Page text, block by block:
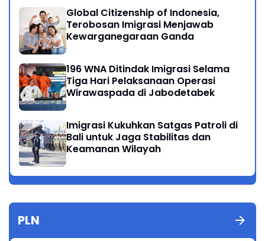
Global Citizenship of Indonesia,
Terobosan Imigrasi Menjawab
Kewarganegaraan Ganda
196 WNA Ditindak Imigrasi Selama
Tiga Hari Pelaksanaan Operasi
Wirawaspada di Jabodetabek
Imigrasi Kukuhkan Satgas Patroli di
Bali untuk Jaga Stabilitas dan
Keamanan Wilayah
PLN